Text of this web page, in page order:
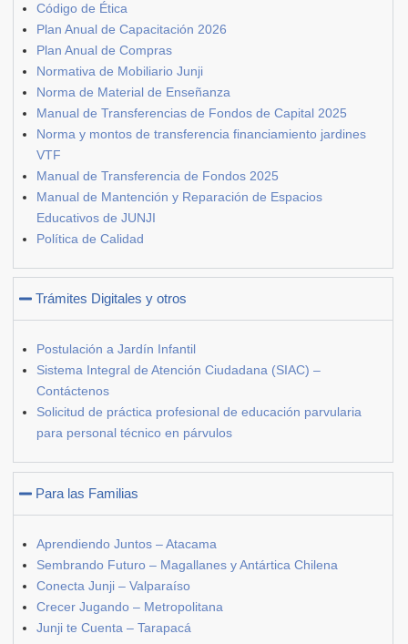
Código de Ética
Plan Anual de Capacitación 2026
Plan Anual de Compras
Normativa de Mobiliario Junji
Norma de Material de Enseñanza
Manual de Transferencias de Fondos de Capital 2025
Norma y montos de transferencia financiamiento jardines
VTF
Manual de Transferencia de Fondos 2025
Manual de Mantención y Reparación de Espacios
Educativos de JUNJI
Política de Calidad
Trámites Digitales y otros
Postulación a Jardín Infantil
Sistema Integral de Atención Ciudadana (SIAC) –
Contáctenos
Solicitud de práctica profesional de educación parvularia
para personal técnico en párvulos
Para las Familias
Aprendiendo Juntos – Atacama
Sembrando Futuro – Magallanes y Antártica Chilena
Conecta Junji – Valparaíso
Crecer Jugando – Metropolitana
Junji te Cuenta – Tarapacá